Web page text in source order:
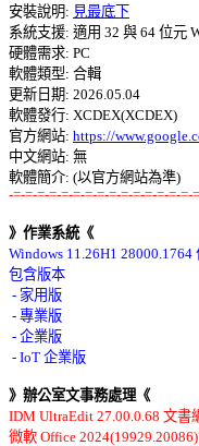
安裝說明: 見最底下
系統支援: 適用 32 與 64 位元
硬體需求: PC
軟體類型: 合輯
更新日期: 2026.05.04
軟體發行: XCDEX(XCDEX)
官方網站: https://
中文網站: 無
-=-=-=-=-=-=-=-=-=-=-=-=-=-=-
》作業系統《
Windows 11.26H1
包含版本
- 家用版
- 專業版
- 企業版
》辦公室文事務處理《
IDM UltraEdit 27.00.0.68 文
微軟 Office